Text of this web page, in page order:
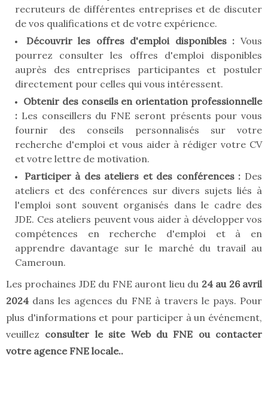
recruteurs de différentes entreprises et de discuter
de vos qualifications et de votre expérience.
Découvrir les offres d'emploi disponibles : Vous
pourrez consulter les offres d'emploi disponibles
auprès des entreprises participantes et postuler
directement pour celles qui vous intéressent.
Obtenir des conseils en orientation professionnelle
: Les conseillers du FNE seront présents pour vous
fournir des conseils personnalisés sur votre
recherche d'emploi et vous aider à rédiger votre CV
et votre lettre de motivation.
Participer à des ateliers et des conférences : Des
ateliers et des conférences sur divers sujets liés à
l'emploi sont souvent organisés dans le cadre des
JDE. Ces ateliers peuvent vous aider à développer vos
compétences en recherche d'emploi et à en
apprendre davantage sur le marché du travail au
Cameroun.
Les prochaines JDE du FNE auront lieu du 24 au 26 avril
2024 dans les agences du FNE à travers le pays. Pour
plus d'informations et pour participer à un événement,
veuillez consulter le site Web du FNE ou contacter
votre agence FNE locale..